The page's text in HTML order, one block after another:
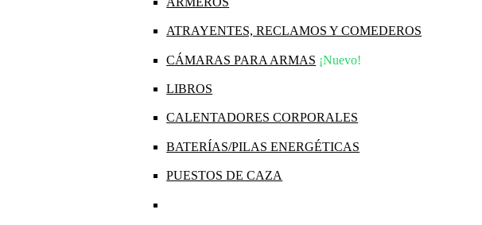
ATRAYENTES, RECLAMOS Y COMEDEROS
CÁMARAS PARA ARMAS ¡Nuevo!
LIBROS
CALENTADORES CORPORALES
BATERÍAS/PILAS ENERGÉTICAS
PUESTOS DE CAZA